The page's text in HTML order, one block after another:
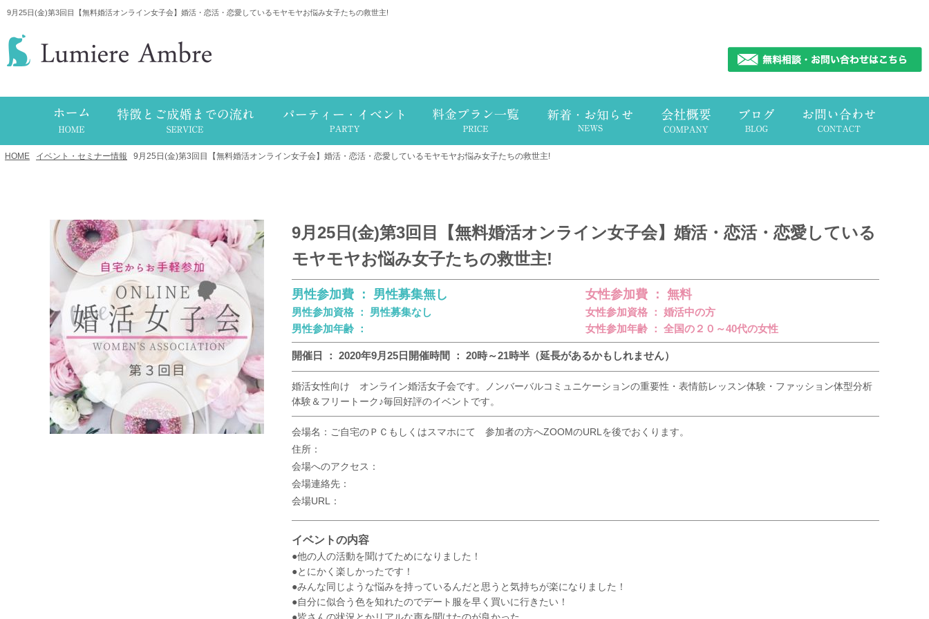
9月25日(金)第3回目【無料婚活オンライン女子会】婚活・恋活・恋愛しているモヤモヤお悩み女子たちの救世主!
HOME イベント・セミナー情報 9月25日(金)第3回目【無料婚活オンライン女子会】婚活・恋活・恋愛しているモヤモヤお悩み女子たちの救世主!
9月25日(金)第3回目【無料婚活オンライン女子会】婚活・恋活・恋愛している
モヤモヤお悩み女子たちの救世主!
男性参加費 ： 男性募集無し
男性参加資格 ： 男性募集なし
男性参加年齢 ：
女性参加費 ： 無料
女性参加資格 ： 婚活中の方
女性参加年齢 ： 全国の２０～40代の女性
開催日 ： 2020年9月25日 開催時間 ： 20時～21時半（延長があるかもしれません）
婚活女性向け オンライン婚活女子会です。ノンバーバルコミュニケーションの重要性・表情筋レッスン体験・ファッション体型分析
体験＆フリートーク♪毎回好評のイベントです。
会場名：ご自宅のＰＣもしくはスマホにて 参加者の方へZOOMのURLを後でおくります。
住所：
会場へのアクセス：
会場連絡先：
会場URL：
イベントの内容
●他の人の活動を聞けてためになりました！
●とにかく楽しかったです！
●みんな同じような悩みを持っているんだと思うと気持ちが楽になりました！
●自分に似合う色を知れたのでデート服を早く買いに行きたい！